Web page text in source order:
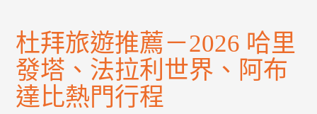
杜拜旅遊推薦－2026 哈里
發塔、法拉利世界、阿布
達比熱門行程